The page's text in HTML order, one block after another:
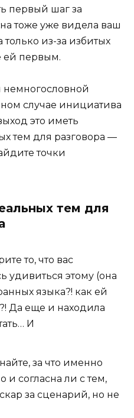
первый шаг за
тоже уже видела ваш
из-за избитых
ей первым.
немногословной
случае инициатива
это иметь
тем для разговора —
точки
тем для
то, что вас
удивиться этому (она
языка?! как ей
Да еще и находила
И
за что именно
и согласна ли с тем,
за сценарий, но не